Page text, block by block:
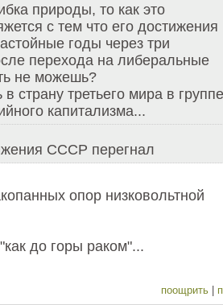
природы, то как это
с тем что его достижения
годы через три
перехода на либеральные
не можешь?
страну третьего мира в группе
капитализма...
СССР перегнал
опор низковольтной
до горы раком"...
поощрить |